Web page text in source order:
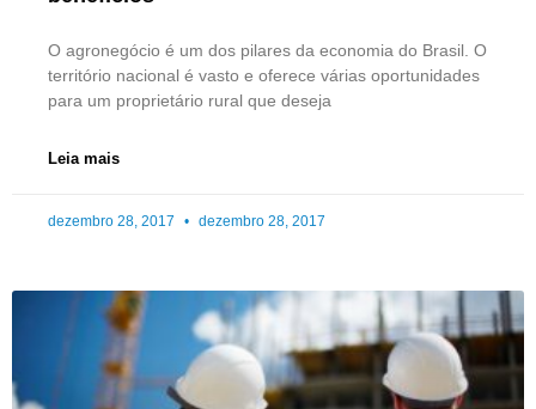
O agronegócio é um dos pilares da economia do Brasil. O
território nacional é vasto e oferece várias oportunidades
para um proprietário rural que deseja
Leia mais
dezembro 28, 2017 dezembro 28, 2017